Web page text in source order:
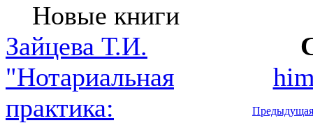
Новые книги
Зайцева Т.И.
"Нотариальная
практика:
Предыдущая